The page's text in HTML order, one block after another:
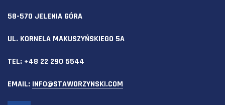
58-570 JELENIA GÓRA
UL. KORNELA MAKUSZYŃSKIEGO 5A
TEL: +48 22 290 5544
EMAIL: INFO@STAWORZYNSKI.COM